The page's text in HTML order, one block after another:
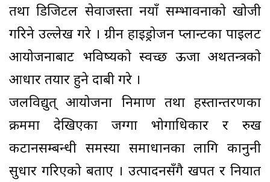
तथा डिजिटल सेवाजस्ता नयाँ सम्भावनाको खोजी
गरिने उल्लेख गरे । ग्रीन हाइड्रोजन प्लान्टका पाइलट
आयोजनाबाट भविष्यको स्वच्छ ऊर्जा अर्थतन्त्रको
आधार तयार हुने दाबी गरे ।
जलविद्युत् आयोजना निर्माण तथा हस्तान्तरणका
क्रममा देखिएका जग्गा भोगाधिकार र रुख
कटानसम्बन्धी समस्या समाधानका लागि कानुनी
सुधार गरिएको बताए । उत्पादनसँगै खपत र निर्यात